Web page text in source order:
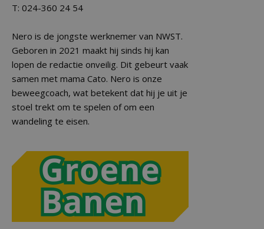
T: 024-360 24 54
Nero is de jongste werknemer van NWST.
Geboren in 2021 maakt hij sinds hij kan
lopen de redactie onveilig. Dit gebeurt vaak
samen met mama Cato. Nero is onze
beweegcoach, wat betekent dat hij je uit je
stoel trekt om te spelen of om een
wandeling te eisen.